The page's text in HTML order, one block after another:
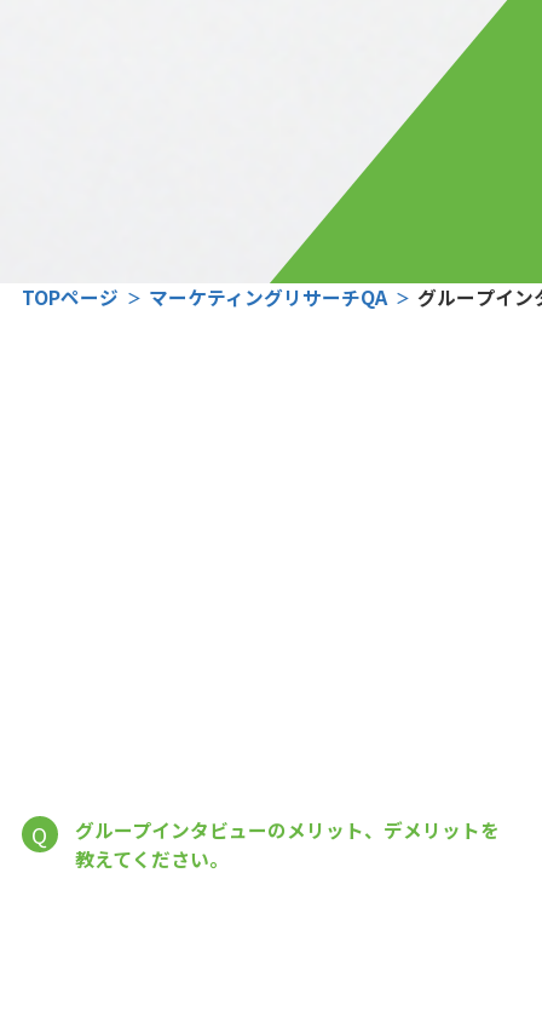
TOPページ マーケティングリサーチQA グループイン
Q
グループインタビューのメリット、デメリットを
教えてください。